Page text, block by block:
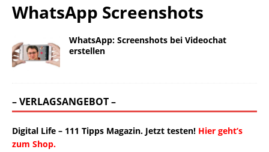
WhatsApp Screenshots
WhatsApp: Screenshots bei Videochat
erstellen
– VERLAGSANGEBOT –
Digital Life – 111 Tipps Magazin. Jetzt testen! Hier geht’s
zum Shop.